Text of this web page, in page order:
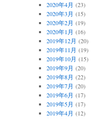
2020年4月 (23)
2020年3月 (15)
2020年2月 (19)
2020年1月 (16)
2019年12月 (20)
2019年11月 (19)
2019年10月 (15)
2019年9月 (20)
2019年8月 (22)
2019年7月 (20)
2019年6月 (17)
2019年5月 (17)
2019年4月 (12)